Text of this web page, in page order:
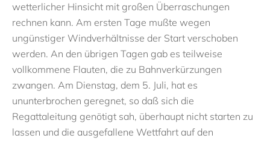
wetterlicher Hinsicht mit großen Überraschungen
rechnen kann. Am ersten Tage mußte wegen
ungünstiger Windverhältnisse der Start verschoben
werden. An den übrigen Tagen gab es teilweise
vollkommene Flauten, die zu Bahnverkürzungen
zwangen. Am Dienstag, dem 5. Juli, hat es
ununterbrochen geregnet, so daß sich die
Regattaleitung genötigt sah, überhaupt nicht starten zu
lassen und die ausgefallene Wettfahrt auf den